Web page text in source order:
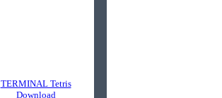
TERMINAL Tetris
Download